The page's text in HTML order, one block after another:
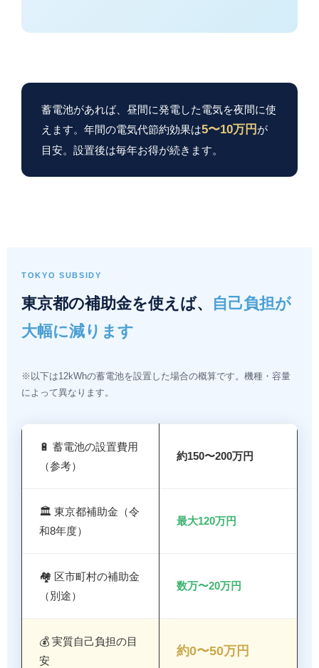
蓄電池があれば、昼間に発電した電気を夜間に使
えます。年間の電気代節約効果は5〜10万円 が
目安。設置後は毎年お得が続きます。
TOKYO SUBSIDY
東京都の補助金を使えば、
自己負担が
大幅に減ります
※以下は12kWhの蓄電池を設置した場合の概算です。機種・容量
によって異なります。
🔋 蓄電池の設置費用
（参考）
約150〜200万円
🏛️ 東京都補助金（令
和8年度）
最大120万円
🏘️ 区市町村の補助金
（別途）
数万〜20万円
💰 実質自己負担の目
安
約0〜50万円